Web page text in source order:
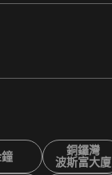
銅鑼灣
波斯富大廈